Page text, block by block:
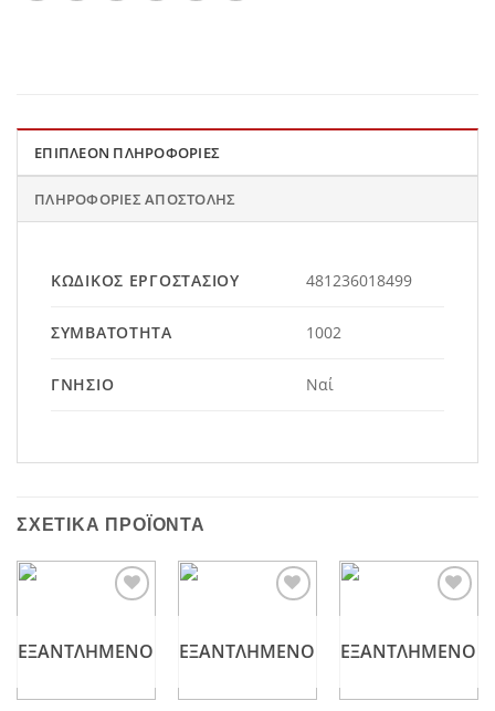
ΕΠΙΠΛΈΟΝ ΠΛΗΡΟΦΟΡΊΕΣ
ΠΛΗΡΟΦΟΡΊΕΣ ΑΠΟΣΤΟΛΉΣ
ΚΩΔΙΚΌΣ ΕΡΓΟΣΤΑΣΊΟΥ 481236018499
ΣΥΜΒΑΤΌΤΗΤΑ 1002
ΓΝΉΣΙΟ Ναί
ΣΧΕΤΙΚΆ ΠΡΟΪΌΝΤΑ
ΕΞΑΝΤΛΗΜΈΝΟ ΕΞΑΝΤΛΗΜΈΝΟ ΕΞΑΝΤΛΗΜΈΝΟ